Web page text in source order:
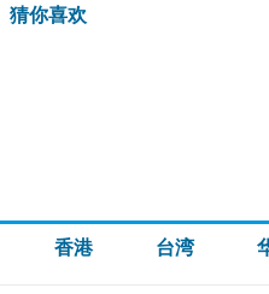
猜你喜欢
香港 台湾